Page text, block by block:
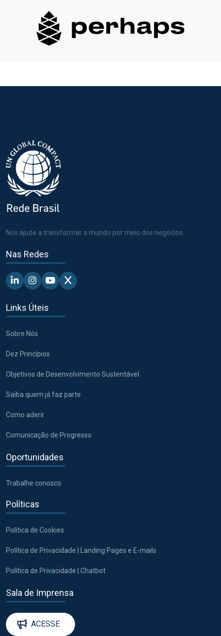
Nos ajude a transformar o mundo por meio dos negócios.
Nas Redes
Linkedin - Pacto Global BR
Instagram - Pacto Global BR
Youtube - Pacto Global BR
X - Pacto Global BR
Links Úteis
Sobre Nós
Dez Princípios
Objetivos de Desenvolvimento Sustentável
Saiba quem já faz parte
Como aderir
Comunicação de Progresso
Oportunidades
Trabalhe conosco
Políticas
Política de Cookies
Política de Privacidade | Landing Pages e E-mails
Política de Privacidade | Chatbot
Sala de Imprensa
ACESSE